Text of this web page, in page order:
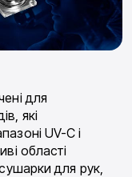
для
які
UV-C і
області
для рук,